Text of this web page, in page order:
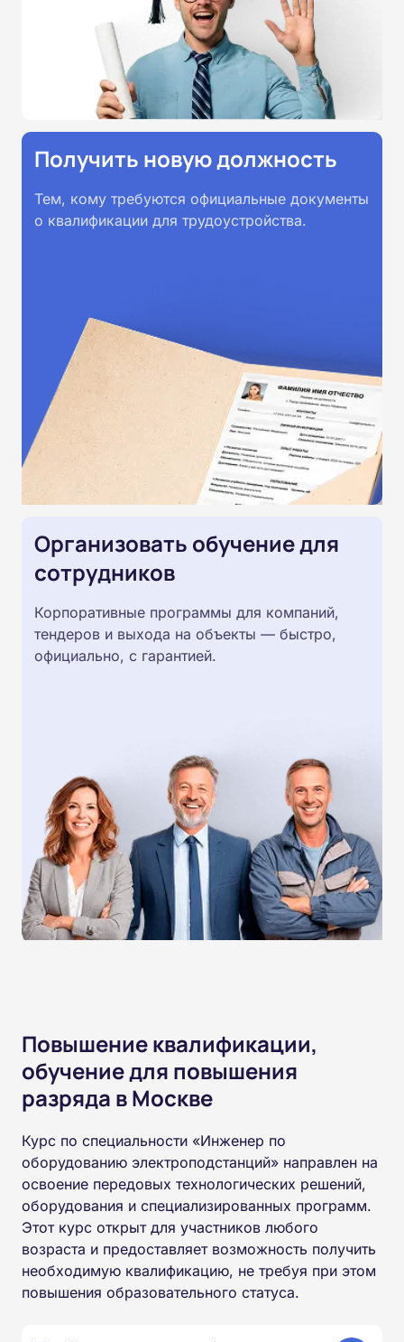
принимаются работодателями по
всей России.
Получить новую должность
Тем, кому требуются официальные документы
о квалификации для трудоустройства.
Организовать обучение для
сотрудников
Корпоративные программы для компаний,
тендеров и выхода на объекты — быстро,
официально, с гарантией.
Повышение квалификации,
обучение для повышения
разряда в Москве
Курс по специальности «Инженер по
оборудованию электроподстанций» направлен на
освоение передовых технологических решений,
оборудования и специализированных программ.
Этот курс открыт для участников любого
возраста и предоставляет возможность получить
необходимую квалификацию, не требуя при этом
повышения образовательного статуса.